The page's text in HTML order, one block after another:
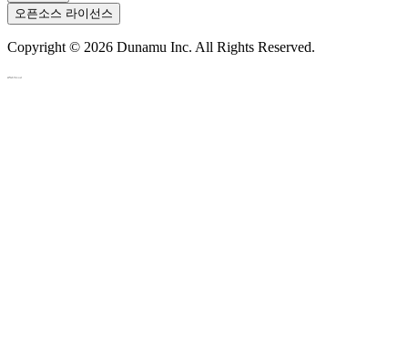
오픈소스 라이선스
Copyright © 2026 Dunamu Inc. All Rights Reserved.